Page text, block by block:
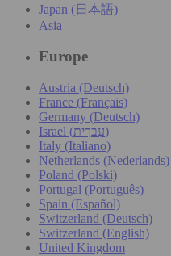
Japan (日本語)
Asia
Europe
Austria (Deutsch)
France (Français)
Germany (Deutsch)
Israel (עִברִית)
Italy (Italiano)
Netherlands (Nederlands)
Poland (Polski)
Portugal (Português)
Spain (Español)
Switzerland (Deutsch)
Switzerland (English)
United Kingdom